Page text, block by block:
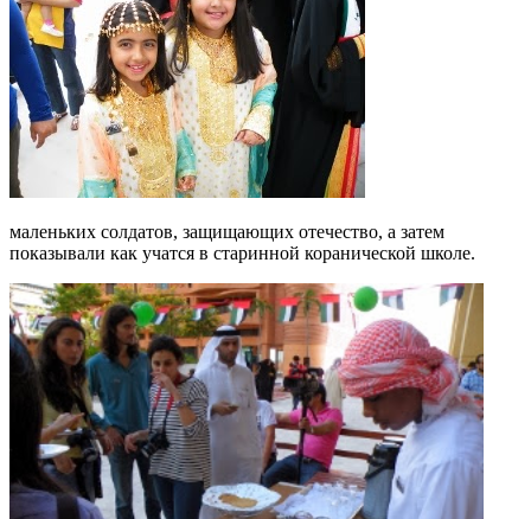
маленьких солдатов, защищающих отечество, а затем
показывали как учатся в старинной коранической школе.